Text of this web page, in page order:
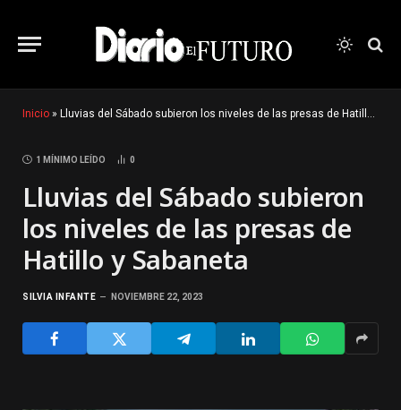
Inicio » Lluvias del Sábado subieron los niveles de las presas de Hatillo y Sabaneta
1 MÍNIMO LEÍDO 0
Lluvias del Sábado subieron
los niveles de las presas de
Hatillo y Sabaneta
SILVIA INFANTE NOVIEMBRE 22, 2023